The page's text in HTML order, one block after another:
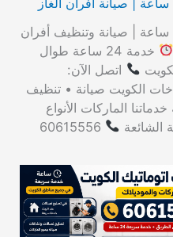
فني تصليح طباخات الكويت 24 ساعة | صيانة وتنظيف أفران
خدمة 24 ساعة طوال
اتصل الآن:
الكويت صيانة • تنظيف
أصلية — 24 ساعة خدماتنا الماركات الأنواع
الشائعة
60615556